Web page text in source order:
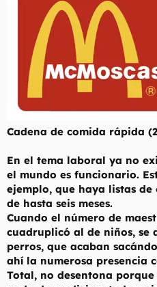
Cadena de comida rápida
En el tema laboral ya no
el mundo es funcionario.
ejemplo, que haya listas
de hasta seis meses.
Cuando el número de
cuadruplicó al de niños, se
perros, que acaban
ahí la numerosa presencia
Total, no desentona